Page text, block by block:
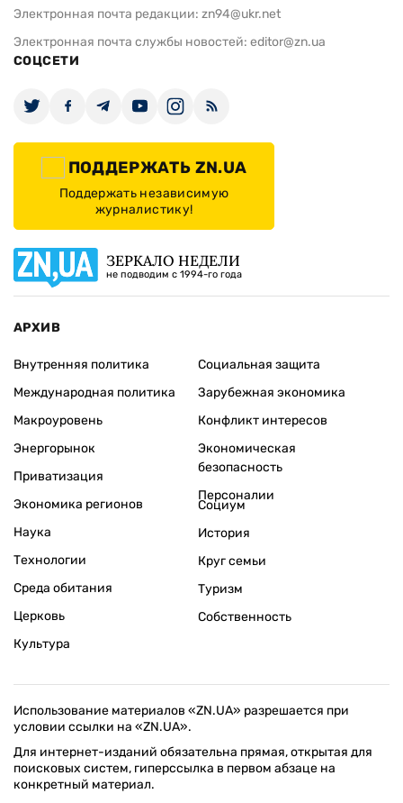
Электронная почта редакции: zn94@ukr.net
Электронная почта службы новостей: editor@zn.ua
СОЦСЕТИ
ПОДДЕРЖАТЬ ZN.UA
Поддержать независимую
журналистику!
ЗЕРКАЛО НЕДЕЛИ
не подводим с 1994-го года
АРХИВ
Внутренняя политика
Международная политика
Макроуровень
Энергорынок
Приватизация
Экономика регионов
Социальная защита
Зарубежная экономика
Конфликт интересов
Экономическая
безопасность
Персоналии
Наука
Технологии
Среда обитания
Церковь
Культура
Социум
История
Круг семьи
Туризм
Собственность
Использование материалов «ZN.UA» разрешается при
условии ссылки на «ZN.UA».
Для интернет-изданий обязательна прямая, открытая для
поисковых систем, гиперссылка в первом абзаце на
конкретный материал.